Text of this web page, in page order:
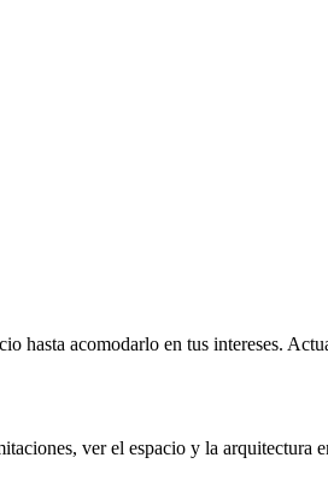
hasta acomodarlo en tus intereses.
ver el espacio y la arquitectura